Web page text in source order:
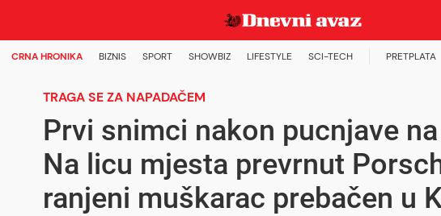
CRNA HRONIKA BIZNIS SPORT SHOWBIZ LIFESTYLE SCI-TECH PRETPLATA
TRAGA SE ZA NAPADAČEM
Prvi snimci nakon pucnjave
Na licu mjesta prevrnut
ranjeni muškarac prebačen u